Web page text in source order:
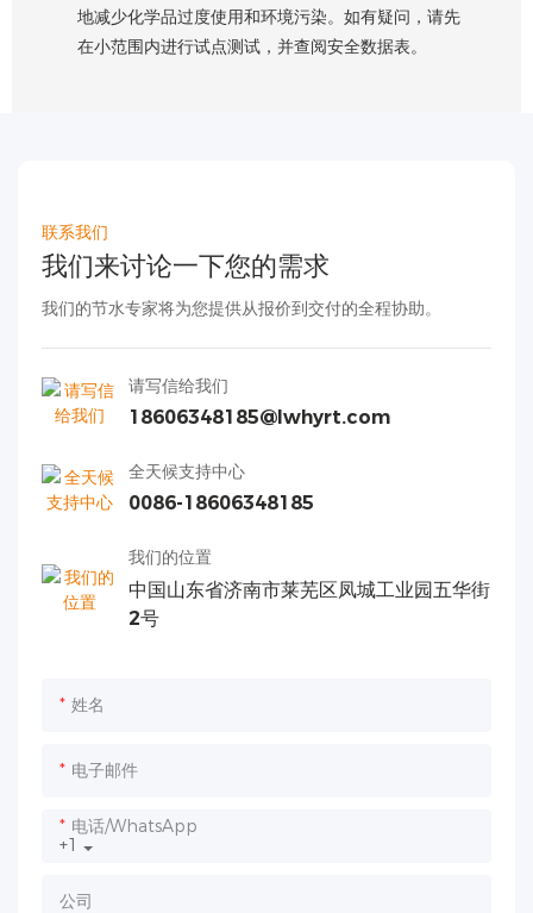
地减少化学品过度使用和环境污染。如有疑问，请先
在小范围内进行试点测试，并查阅安全数据表。
联系我们
我们来讨论一下您的需求
我们的节水专家将为您提供从报价到交付的全程协助。
请写信给我们
18606348185@lwhyrt.com
全天候支持中心
0086-18606348185
我们的位置
中国山东省济南市莱芜区凤城工业园五华街
2号
姓名
电子邮件
+1
电话/WhatsApp
公司